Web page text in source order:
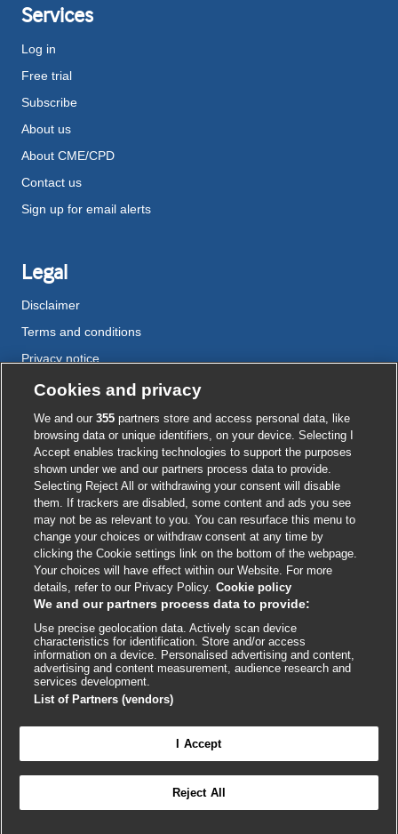
Conectar-se para acessar todo o BMJ Best Practice
Services
Log in
Free trial
Subscribe
About us
About CME/CPD
Contact us
Sign up for email alerts
Legal
Disclaimer
Terms and conditions
Privacy notice
Cookie policy
Accessibility
External
link
opens
in
a
new
window
External
link
opens
in
a
new
window
External
link
opens
in
a
new
window
External
link
opens
in
a
new
window
External
link
opens
in
a
new
window
© BMJ Publishing Group 2026
ISSN 2515-9615

Cookies and privacy
We and our355 partners store and access personal data, like
browsing data or unique identifiers, on your device. Selecting I
Accept enables tracking technologies to support the purposes
shown under we and our partners process data to provide.
Selecting Reject All or withdrawing your consent will disable
them. If trackers are disabled, some content and ads you see
may not be as relevant to you. You can resurface this menu to
change your choices or withdraw consent at any time by
clicking the Cookie settings link on the bottom of the webpage.
Your choices will have effect within our Website. For more
details, refer to our Privacy Policy. Cookie policy
We and our partners process data to provide:
Use precise geolocation data. Actively scan device
characteristics for identification. Store and/or access
information on a device. Personalised advertising and content,
advertising and content measurement, audience research and
services development.
List of Partners (vendors)
I Accept
Reject All